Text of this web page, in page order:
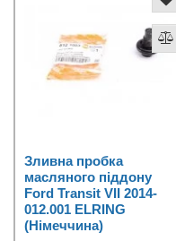
Зливна пробка
масляного піддону
Ford Transit VII 2014-
012.001 ELRING
(Німеччина)